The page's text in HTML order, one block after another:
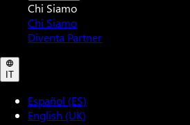
Chi Siamo
Chi Siamo
Diventa Partner
IT
Español (ES)
English (UK)